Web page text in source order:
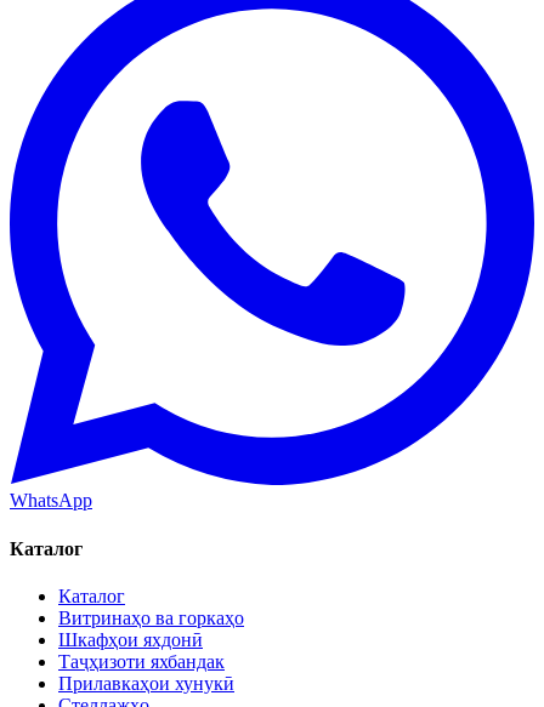
WhatsApp
Каталог
Каталог
Витринаҳо ва горкаҳо
Шкафҳои яхдонӣ
Таҷҳизоти яхбандак
Прилавкаҳои хунукӣ